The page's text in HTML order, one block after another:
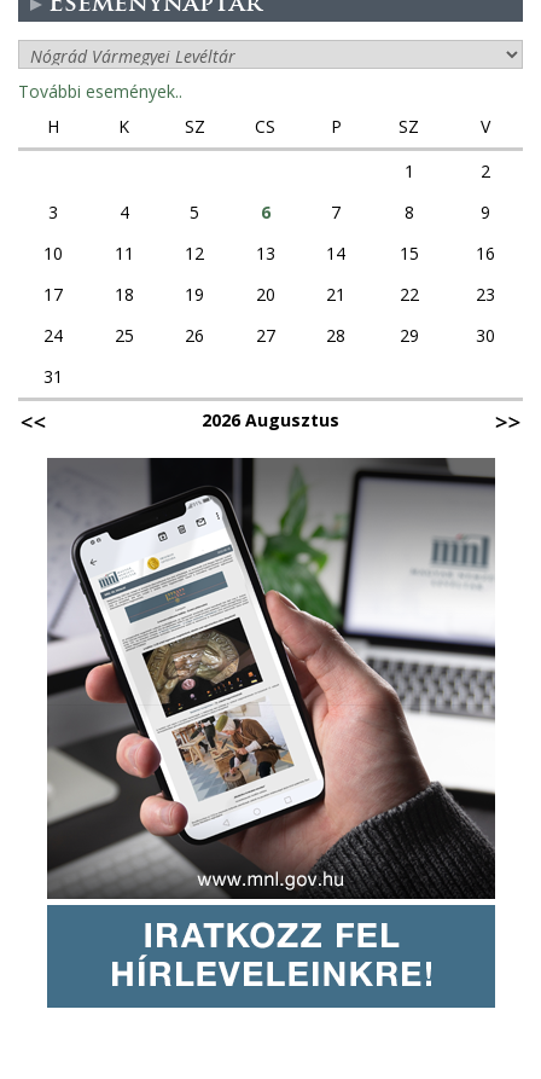
További események..
H
K SZ CS P SZ
V
1
2
3
4 5 6 7 8
9
10
11 12 13 14 15
16
17
18 19 20 21 22
23
24
25 26 27 28 29
30
31
2026 Augusztus